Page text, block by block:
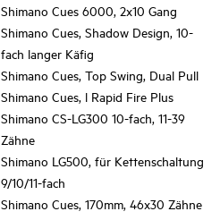
Shimano Cues 6000, 2x10 Gang
Shimano Cues, Shadow Design, 10-
fach langer Käfig
Shimano Cues, Top Swing, Dual Pull
Shimano Cues, l Rapid Fire Plus
Shimano CS-LG300 10-fach, 11-39
Zähne
Shimano LG500, für Kettenschaltung
9/10/11-fach
Shimano Cues, 170mm, 46x30 Zähne